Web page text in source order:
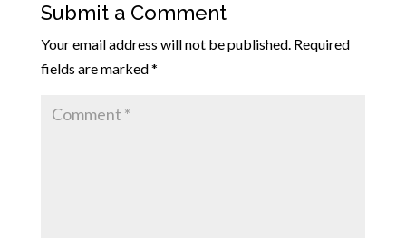
Submit a Comment
Your email address will not be published. Required
fields are marked*